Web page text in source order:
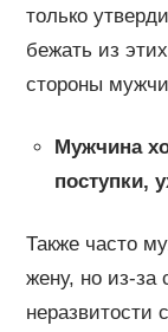
только
бежать из
стороны
Мужчина
поступки,
Также часто
жену, но из-за
неразвитости